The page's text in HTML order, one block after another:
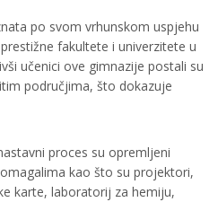
po svom vrhunskom uspjehu
fakultete i univerzitete u
učenici ove gimnazije postali su
područjima, što dokazuje
proces su opremljeni
kao što su projektori,
karte, laboratorij za hemiju,